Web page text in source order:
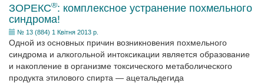
ЗОРЕКС®: комплексное устранение похмельного
синдрома!
№ 13 (884) 1 Квітня 2013 р.
Одной из основных причин возникновения похмельного
синдрома и алкогольной интоксикации является образование
и накопление в организме токсического метаболического
продукта этилового спирта — ацетальдегида